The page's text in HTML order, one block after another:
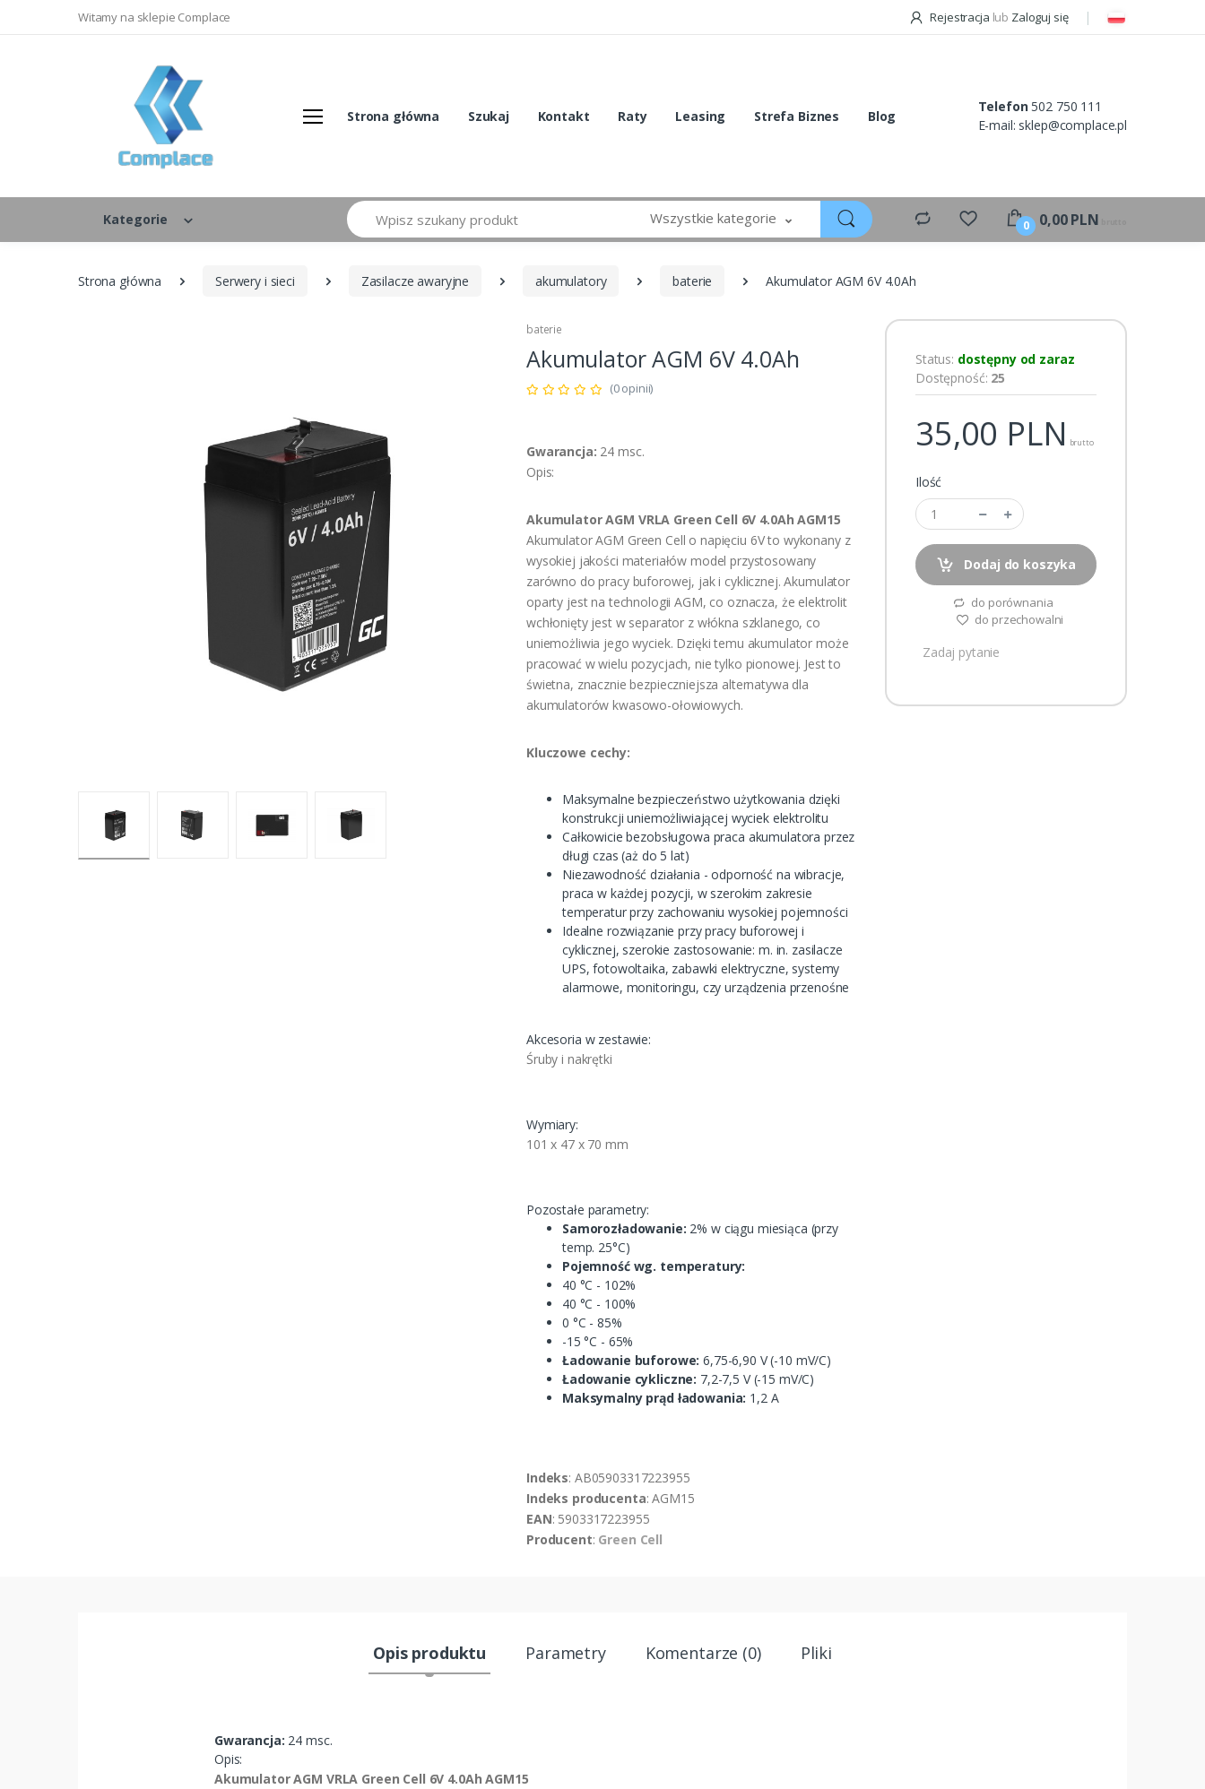
Witamy na sklepie Complace Rejestracja lub Zaloguj się
Strona główna Szukaj Kontakt Raty Leasing Strefa Biznes Blog
Telefon 502 750 111
E-mail: sklep@complace.pl
Kategorie
Szukaj Wszystkie kategorie 0 0,00PLN
Strona główna Serwery i sieci Zasilacze awaryjne akumulatory baterie Akumulator AGM 6V 4.0Ah
baterie
Akumulator AGM 6V 4.0Ah
(0 opinii)
Gwarancja: 24 msc.
Opis:
Akumulator AGM VRLA Green Cell 6V 4.0Ah AGM15
Akumulator AGM Green Cell o napięciu 6V to wykonany z
wysokiej jakości materiałów model przystosowany
zarówno do pracy buforowej, jak i cyklicznej. Akumulator
oparty jest na technologii AGM, co oznacza, że elektrolit
wchłonięty jest w separator z włókna szklanego, co
uniemożliwia jego wyciek. Dzięki temu akumulator może
pracować w wielu pozycjach, nie tylko pionowej. Jest to
świetna, znacznie bezpieczniejsza alternatywa dla
akumulatorów kwasowo-ołowiowych.
Kluczowe cechy:
Maksymalne bezpieczeństwo użytkowania dzięki
konstrukcji uniemożliwiającej wyciek elektrolitu
Całkowicie bezobsługowa praca akumulatora przez
długi czas (aż do 5 lat)
Niezawodność działania - odporność na wibracje,
praca w każdej pozycji, w szerokim zakresie
temperatur przy zachowaniu wysokiej pojemności
Idealne rozwiązanie przy pracy buforowej i
cyklicznej, szerokie zastosowanie: m. in. zasilacze
UPS, fotowoltaika, zabawki elektryczne, systemy
alarmowe, monitoringu, czy urządzenia przenośne
Akcesoria w zestawie:
Śruby i nakrętki
Wymiary:
101 x 47 x 70 mm
Pozostałe parametry:
Samorozładowanie: 2% w ciągu miesiąca (przy
temp. 25°C)
Pojemność wg. temperatury:
40 °C - 102%
40 °C - 100%
0 °C - 85%
-15 °C - 65%
Ładowanie buforowe: 6,75-6,90 V (-10 mV/C)
Ładowanie cykliczne: 7,2-7,5 V (-15 mV/C)
Maksymalny prąd ładowania: 1,2 A
Indeks: AB05903317223955
Indeks producenta: AGM15
EAN: 5903317223955
Producent: Green Cell
Status: dostępny od zaraz
Dostępność: 25
35,00 PLN brutto
Ilość
Dodaj do koszyka
do porównania
do przechowalni
Zadaj pytanie
Opis produktu Parametry Komentarze (0) Pliki
Gwarancja: 24 msc.
Opis:
Akumulator AGM VRLA Green Cell 6V 4.0Ah AGM15